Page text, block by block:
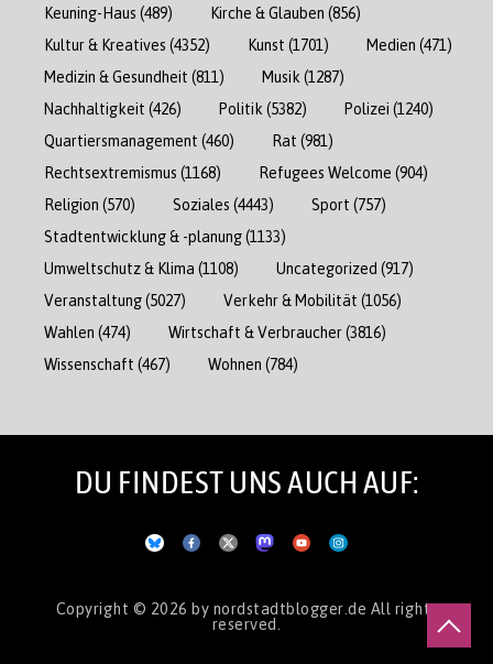
Keuning-Haus (489) Kirche & Glauben (856)
Kultur & Kreatives (4352) Kunst (1701) Medien (471)
Medizin & Gesundheit (811) Musik (1287)
Nachhaltigkeit (426) Politik (5382) Polizei (1240)
Quartiersmanagement (460) Rat (981)
Rechtsextremismus (1168) Refugees Welcome (904)
Religion (570) Soziales (4443) Sport (757)
Stadtentwicklung & -planung(1133)
Umweltschutz & Klima (1108) Uncategorized (917)
Veranstaltung(5027) Verkehr & Mobilität (1056)
Wahlen (474) Wirtschaft & Verbraucher(3816)
Wissenschaft (467) Wohnen (784)
DU FINDEST UNS AUCH AUF:
Copyright © 2026 by nordstadtblogger.de All rights
reserved.